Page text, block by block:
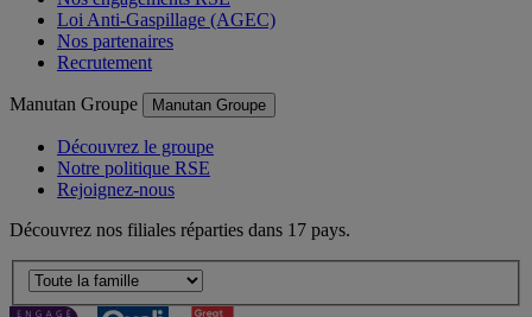
Loi Anti-Gaspillage (AGEC)
Nos partenaires
Recrutement
Manutan Groupe Manutan Groupe
Découvrez le groupe
Notre politique RSE
Rejoignez-nous
Découvrez nos filiales réparties dans 17 pays.